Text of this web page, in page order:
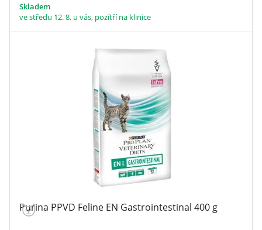
Skladem
ve středu 12. 8. u vás, pozítří na klinice
Purina PPVD Feline EN Gastrointestinal 400 g